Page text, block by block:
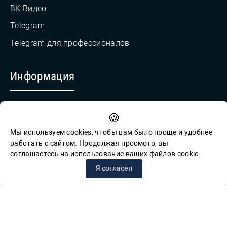
ВК Видео
Telegram
Telegram для профессионалов
Информация
Обратная связь для сообщений о фактах коррупции
© СПб ГБУК ГСЦБС, 2012-2026 гг.
🍪
Мы используем cookies, чтобы вам было проще и удобнее
работать с сайтом. Продолжая просмотр, вы
соглашаетесь на использование ваших файлов cookie.
Я согласен